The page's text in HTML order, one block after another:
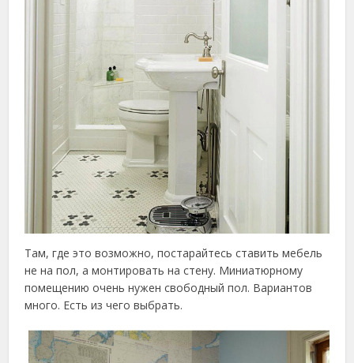
Там, где это возможно, постарайтесь ставить мебель
не на пол, а монтировать на стену. Миниатюрному
помещению очень нужен свободный пол. Вариантов
много. Есть из чего выбрать.